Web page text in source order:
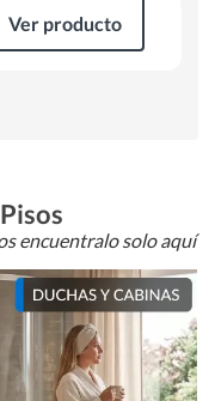
Ver producto
encuentralo solo aquí